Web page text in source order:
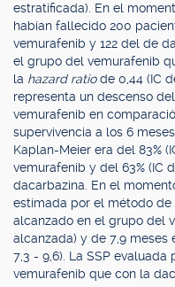
estratificada). En el
habían fallecido 200
vemurafenib y 122 del de
el grupo del vemurafenib
la hazard ratiode 0,44 (IC
representa un descenso
vemurafenib en
supervivencia a los 6
Kaplan-Meier era del 83%
vemurafenib y del 63% (IC
dacarbazina. En el
estimada por el método de
alcanzado en el grupo del
alcanzada) y de 7,9 meses
7,3 - 9,6). La SSP
vemurafenib que con la